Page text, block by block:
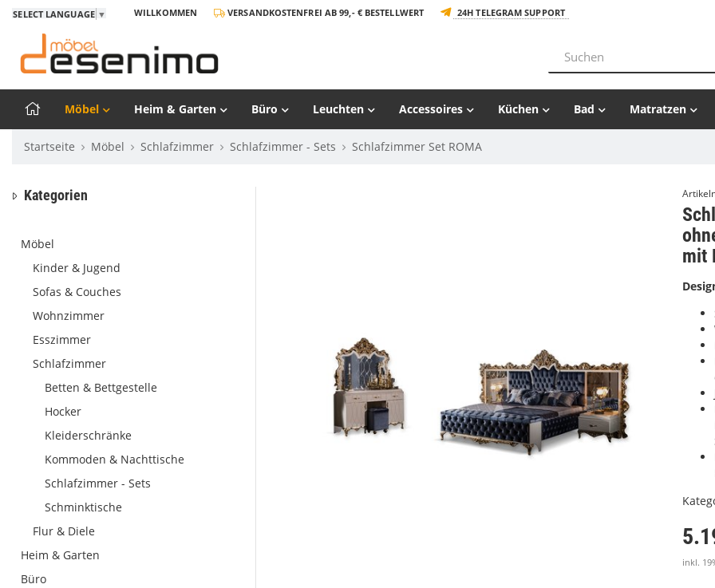
SELECT LANGUAGE ▼ WILLKOMMEN VERSANDKOSTENFREI AB 99,- € BESTELLWERT 24H TELEGRAM SUPPORT
Möbel Heim & Garten Büro Leuchten Accessoires Küchen Bad Matratzen
Startseite Möbel Schlafzimmer Schlafzimmer - Sets Schlafzimmer Set ROMA
mit
inkl.
Kategorien
Möbel
Kinder & Jugend
Sofas & Couches
Wohnzimmer
Esszimmer
Schlafzimmer
Betten & Bettgestelle
Hocker
Kleiderschränke
Kommoden & Nachttische
Schlafzimmer - Sets
Schminktische
Flur & Diele
Heim & Garten
Büro